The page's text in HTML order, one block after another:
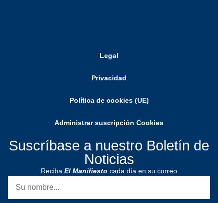
Legal
Privacidad
Política de cookies (UE)
Administrar suscripción Cookies
Suscríbase a nuestro Boletín de
Noticias
Reciba El Manifiesto cada día en su correo